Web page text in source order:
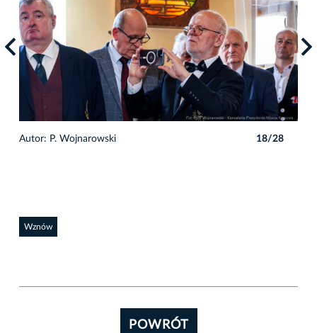
Autor: P. Wojnarowski 18/28
Wznów
POWRÓT